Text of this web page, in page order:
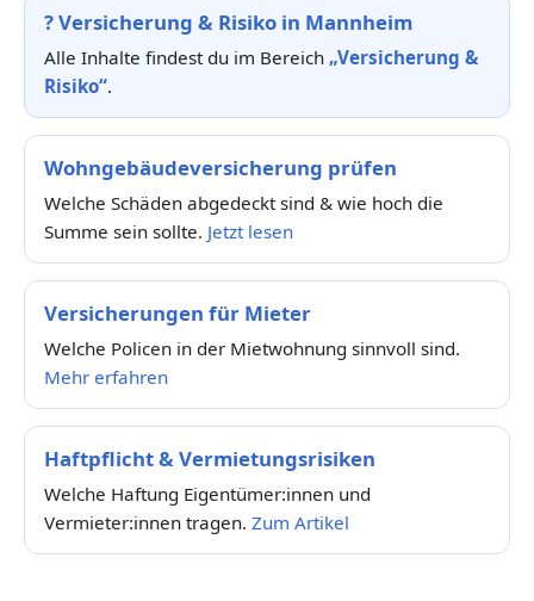
?Versicherung & Risiko in Mannheim
Alle Inhalte findest du im Bereich „Versicherung &
Risiko“.
Wohngebäudeversicherung prüfen
Welche Schäden abgedeckt sind & wie hoch die
Summe sein sollte. Jetzt lesen
Versicherungen für Mieter
Welche Policen in der Mietwohnung sinnvoll sind.
Mehr erfahren
Haftpflicht & Vermietungsrisiken
Welche Haftung Eigentümer:innen und
Vermieter:innen tragen. Zum Artikel